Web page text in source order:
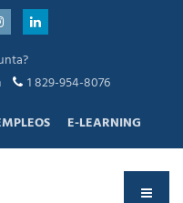
1 829-954-8076
E-LEARNING